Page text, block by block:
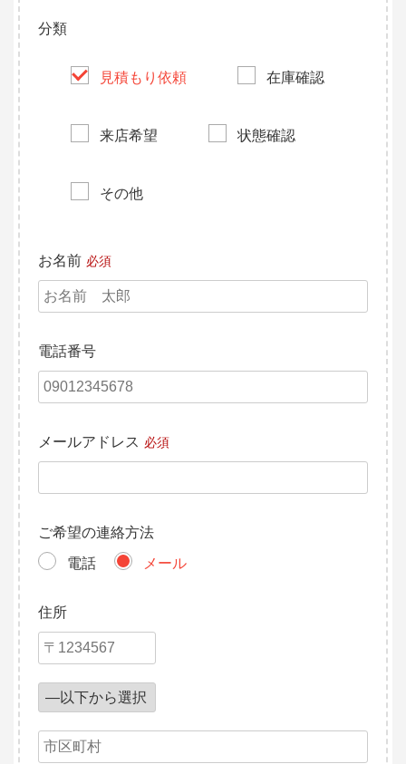
分類
見積もり依頼 在庫確認
来店希望 状態確認
その他
お名前 必須
電話番号
メールアドレス 必須
ご希望の連絡方法
電話
メール
住所